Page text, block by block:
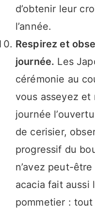
d’obtenir leur
l’année.
Respirez et
journée. Les
cérémonie au
vous asseyez et
journée
de cerisier,
progressif du
n’avez peut-
acacia fait aussi
pommetier :